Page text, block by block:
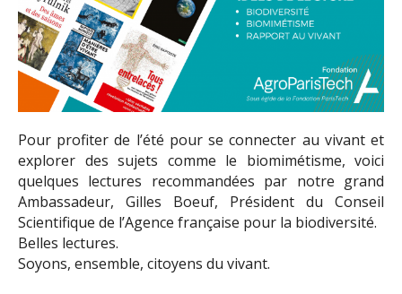
Pour profiter de l’été pour se connecter au vivant et
explorer des sujets comme le biomimétisme, voici
quelques lectures recommandées par notre grand
Ambassadeur, Gilles Boeuf, Président du Conseil
Scientifique de l’Agence française pour la biodiversité.
Belles lectures.
Soyons, ensemble, citoyens du vivant.